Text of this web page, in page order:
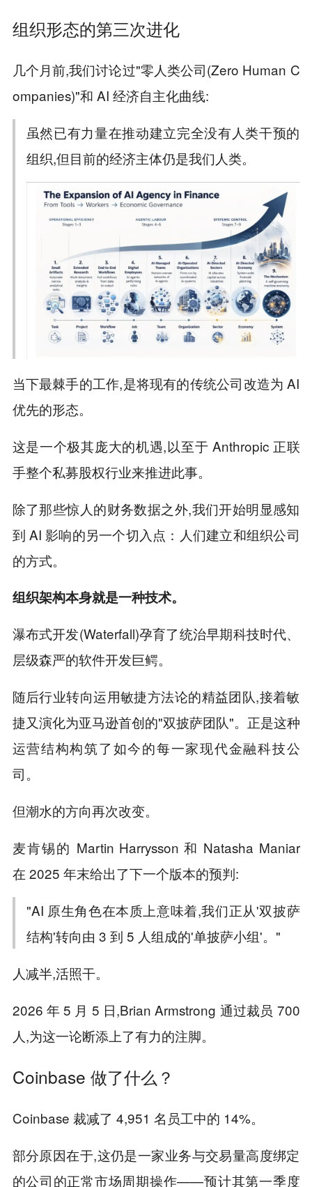
组织形态的第三次进化
几个月前,我们讨论过"零人类公司(Zero Human C
ompanies)"和 AI 经济自主化曲线:
虽然已有力量在推动建立完全没有人类干预的
组织,但目前的经济主体仍是我们人类。
当下最棘手的工作,是将现有的传统公司改造为 AI
优先的形态。
这是一个极其庞大的机遇,以至于 Anthropic 正联
手整个私募股权行业来推进此事。
除了那些惊人的财务数据之外,我们开始明显感知
到 AI 影响的另一个切入点：人们建立和组织公司
的方式。
组织架构本身就是一种技术。
瀑布式开发(Waterfall)孕育了统治早期科技时代、
层级森严的软件开发巨鳄。
随后行业转向运用敏捷方法论的精益团队,接着敏
捷又演化为亚马逊首创的"双披萨团队"。正是这种
运营结构构筑了如今的每一家现代金融科技公
司。
但潮水的方向再次改变。
麦肯锡的 Martin Harrysson 和 Natasha Maniar
在 2025 年末给出了下一个版本的预判:
"AI 原生角色在本质上意味着,我们正从'双披萨
结构'转向由 3 到 5 人组成的'单披萨小组'。"
人减半,活照干。
2026 年 5 月 5 日,Brian Armstrong 通过裁员 700
人,为这一论断添上了有力的注脚。
Coinbase 做了什么？
Coinbase 裁减了 4,951 名员工中的 14%。
部分原因在于,这仍是一家业务与交易量高度绑定
的公司的正常市场周期操作——预计其第一季度